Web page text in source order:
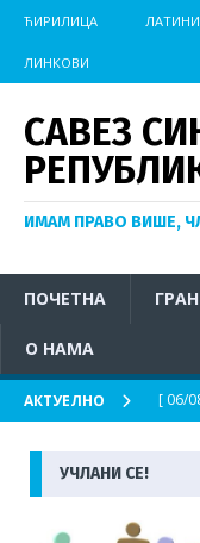
ЋИРИЛИЦА
ЛИНКОВИ
САВЕЗ
ИМАМ ПРАВО ВИШЕ,
ПОЧЕТНА
О НАМА
АКТУЕЛНО [ 06/
на
УЧЛАНИ СЕ!